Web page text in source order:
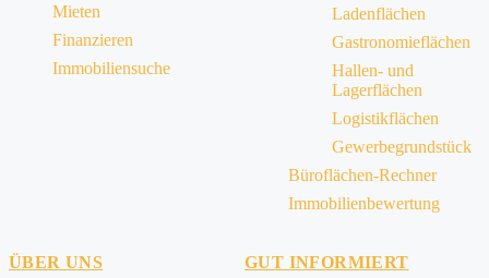
Mieten
Finanzieren
Immobiliensuche
Ladenflächen
Gastronomieflächen
Hallen- und
Lagerflächen
Logistikflächen
Gewerbegrundstück
Büroflächen-Rechner
Immobilienbewertung
ÜBER UNS GUT INFORMIERT